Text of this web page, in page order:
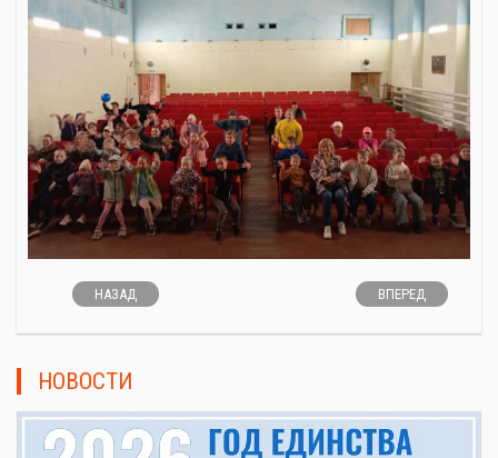
НАЗАД ВПЕРЕД
НОВОСТИ